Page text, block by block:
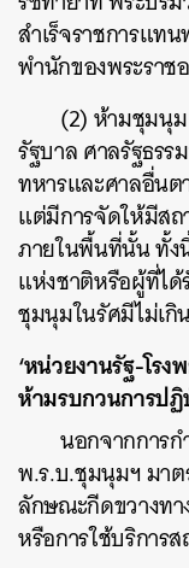
สำเร็จราชการแท
พำนักของพระราช
(2) ห้ามชุมนุ
รัฐบาล ศาลรัฐธร
ทหารและศาลอื่น
แต่มีการจัดให้มีส
ภายในพื้นที่นั้น ทั้ง
แห่งชาติหรือผู้ที่ไ
ชุมนุมในรัศมีไม่เกิ
‘หน่วยงานรัฐ-โร
ห้ามรบกวนการป
นอกจากการ
พ.ร.บ.ชุมนุมฯ มา
ลักษณะกีดขวางท
หรือการใช้บริการ